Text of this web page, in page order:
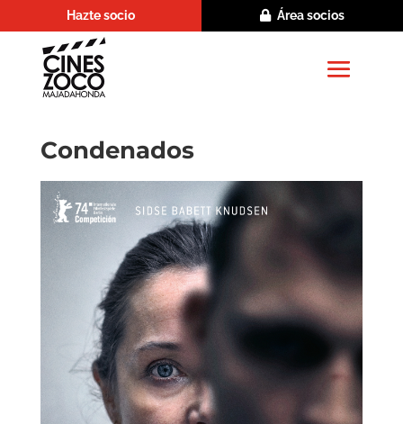
Hazte socio Área socios
Condenados